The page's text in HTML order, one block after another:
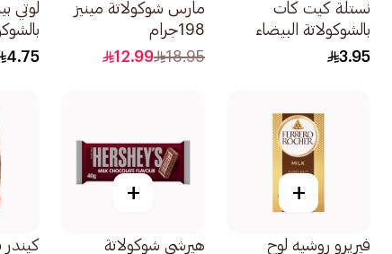
نستلة كيت كات
بالشوكولاتة البيضاء
41.5 جرام
3.95
مارس شوكولاتة مينيز
198جرام
18.95
12.99
لوتي
32جرام
4.75
+
فيريرو روشيه لوح
+
هيرشي شوكولاتة